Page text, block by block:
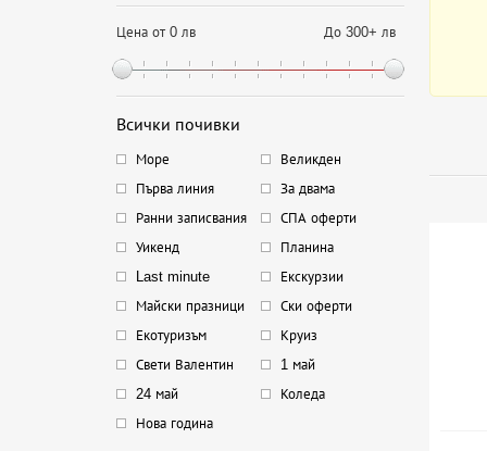
Цена от 0 лв До 300+ лв
Всички почивки
Море
Великден
Първа линия
За двама
Ранни записвания
СПА оферти
Уикенд
Планина
Last minute
Екскурзии
Майски празници
Ски оферти
Екотуризъм
Круиз
Свети Валентин
1 май
24 май
Коледа
Нова година